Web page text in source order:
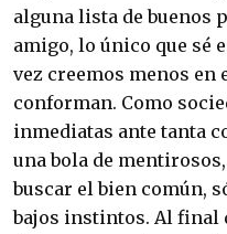
alguna lista de buenos
amigo, lo único que sé
vez creemos menos en
conforman. Como
inmediatas ante tanta
una bola de
buscar el bien común,
bajos instintos. Al final